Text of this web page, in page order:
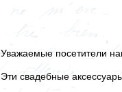
Уважаемые посетители
Эти свадебные